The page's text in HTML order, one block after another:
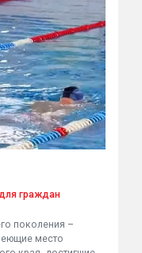
граждан
поколения –
место